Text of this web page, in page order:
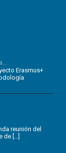
Erasmus+
reunión del
de […]